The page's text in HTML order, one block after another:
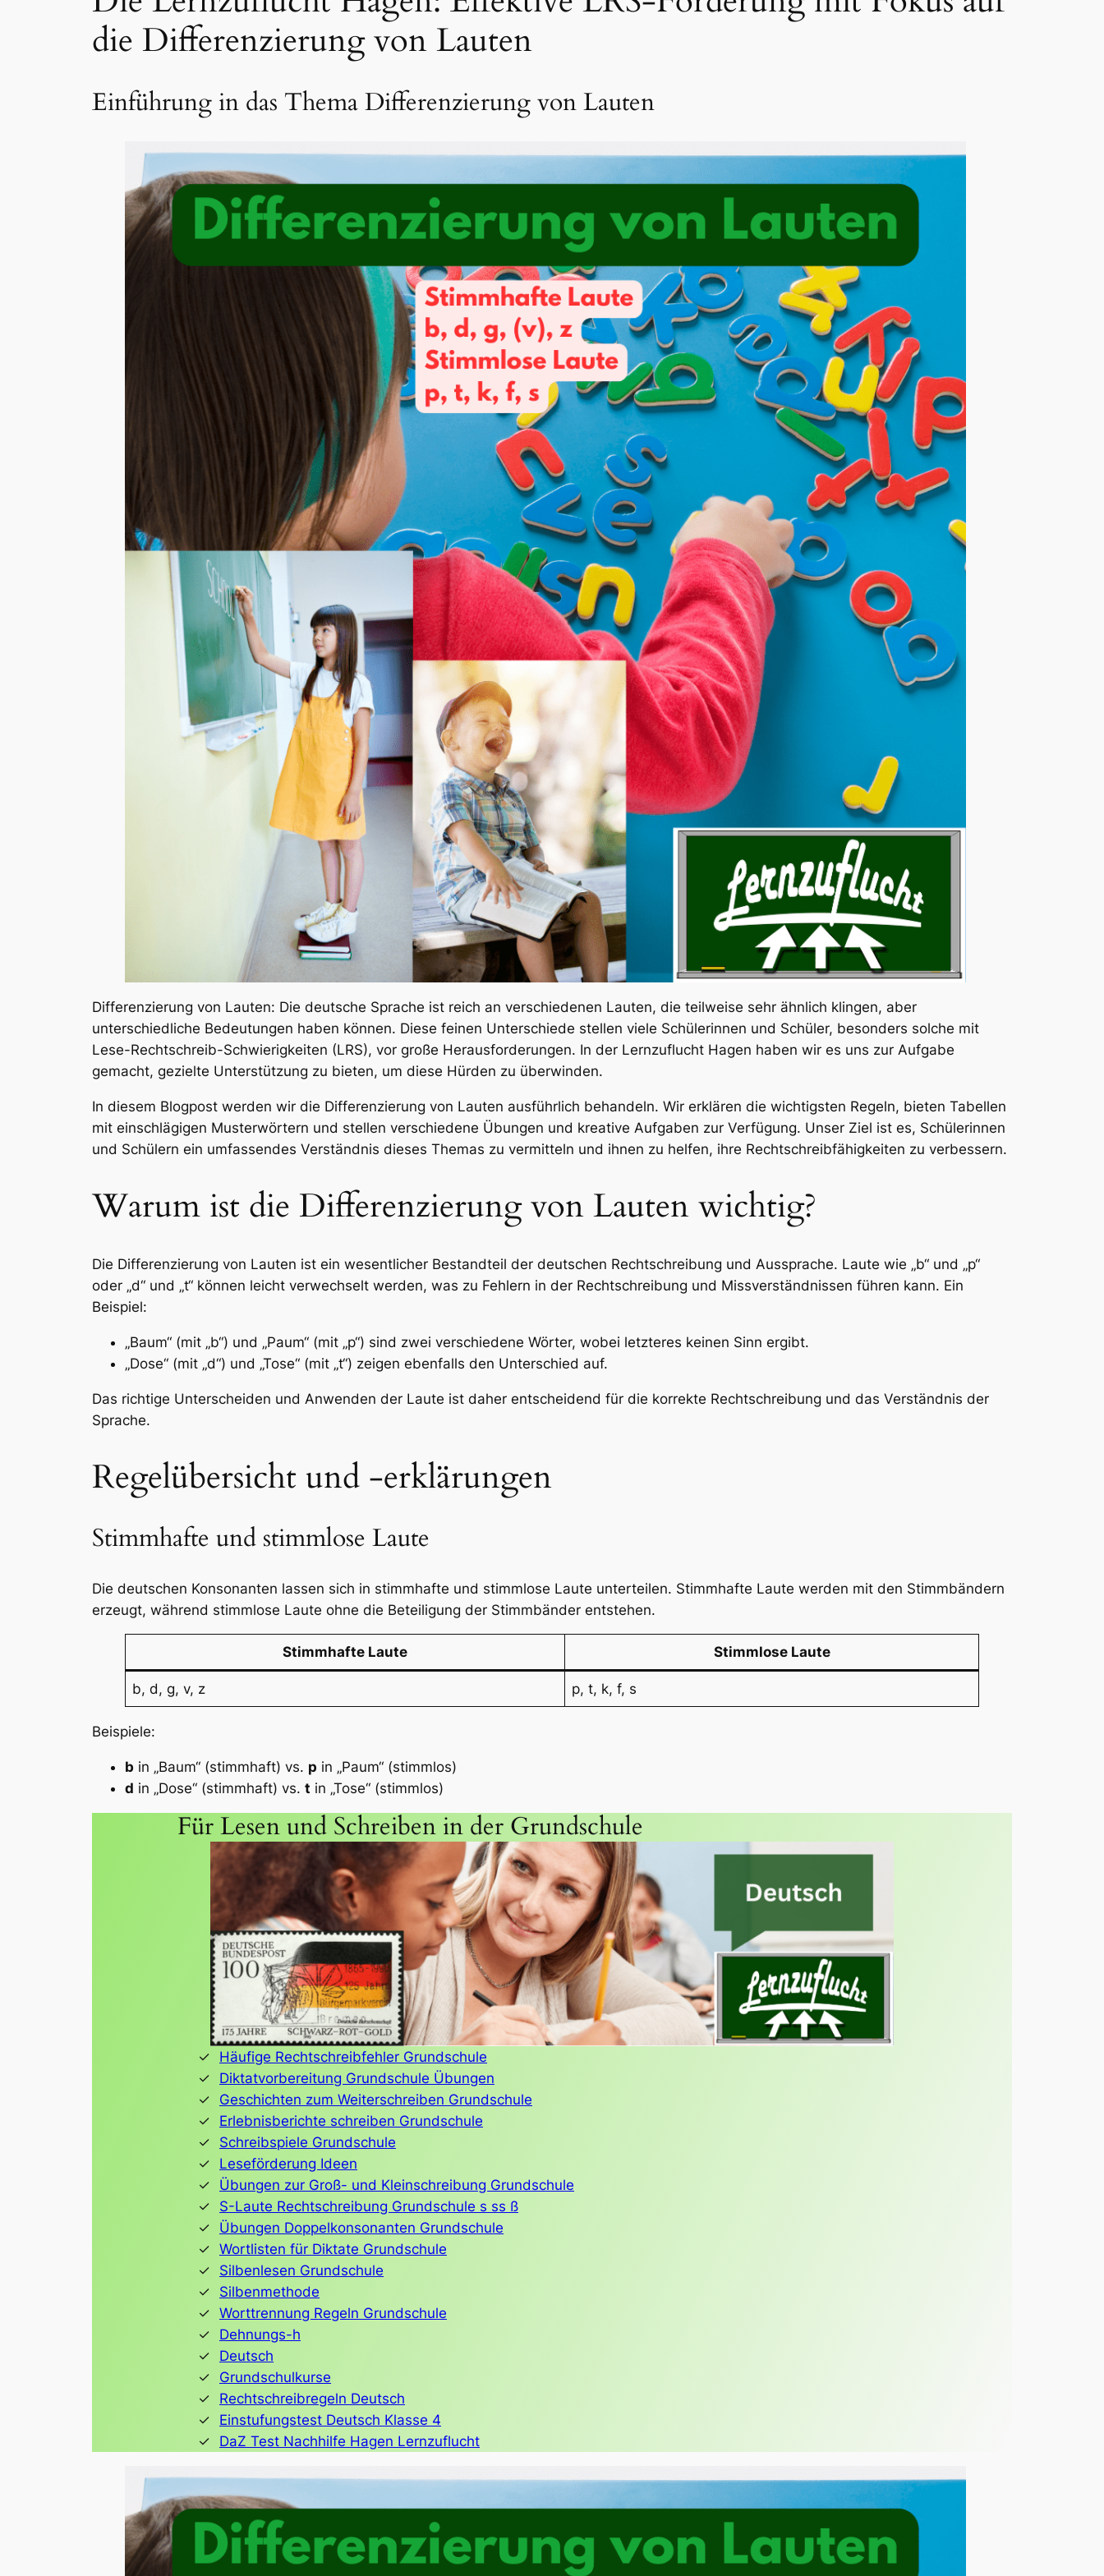
die Differenzierung von Lauten
Einführung in das Thema Differenzierung von Lauten
Differenzierung von Lauten: Die deutsche Sprache ist reich an verschiedenen Lauten, die teilweise sehr ähnlich klingen, aber
unterschiedliche Bedeutungen haben können. Diese feinen Unterschiede stellen viele Schülerinnen und Schüler, besonders solche mit
Lese-Rechtschreib-Schwierigkeiten (LRS), vor große Herausforderungen. In der Lernzuflucht Hagen haben wir es uns zur Aufgabe
gemacht, gezielte Unterstützung zu bieten, um diese Hürden zu überwinden.
In diesem Blogpost werden wir die Differenzierung von Lauten ausführlich behandeln. Wir erklären die wichtigsten Regeln, bieten Tabellen
mit einschlägigen Musterwörtern und stellen verschiedene Übungen und kreative Aufgaben zur Verfügung. Unser Ziel ist es, Schülerinnen
und Schülern ein umfassendes Verständnis dieses Themas zu vermitteln und ihnen zu helfen, ihre Rechtschreibfähigkeiten zu verbessern.
Warum ist die Differenzierung von Lauten wichtig?
Die Differenzierung von Lauten ist ein wesentlicher Bestandteil der deutschen Rechtschreibung und Aussprache. Laute wie „b“ und „p“
oder „d“ und „t“ können leicht verwechselt werden, was zu Fehlern in der Rechtschreibung und Missverständnissen führen kann. Ein
Beispiel:
„Baum“ (mit „b“) und „Paum“ (mit „p“) sind zwei verschiedene Wörter, wobei letzteres keinen Sinn ergibt.
„Dose“ (mit „d“) und „Tose“ (mit „t“) zeigen ebenfalls den Unterschied auf.
Das richtige Unterscheiden und Anwenden der Laute ist daher entscheidend für die korrekte Rechtschreibung und das Verständnis der
Sprache.
Regelübersicht und -erklärungen
Stimmhafte und stimmlose Laute
Die deutschen Konsonanten lassen sich in stimmhafte und stimmlose Laute unterteilen. Stimmhafte Laute werden mit den Stimmbändern
erzeugt, während stimmlose Laute ohne die Beteiligung der Stimmbänder entstehen.
Stimmhafte Laute Stimmlose Laute
b, d, g, v, z p, t, k, f, s
Beispiele:
b in „Baum“ (stimmhaft) vs. p in „Paum“ (stimmlos)
d in „Dose“ (stimmhaft) vs. t in „Tose“ (stimmlos)
Für Lesen und Schreiben in der Grundschule
Häufige Rechtschreibfehler Grundschule
Diktatvorbereitung Grundschule Übungen
Geschichten zum Weiterschreiben Grundschule
Erlebnisberichte schreiben Grundschule
Schreibspiele Grundschule
Leseförderung Ideen
Übungen zur Groß- und Kleinschreibung Grundschule
S-Laute Rechtschreibung Grundschule s ss ß
Übungen Doppelkonsonanten Grundschule
Wortlisten für Diktate Grundschule
Silbenlesen Grundschule
Silbenmethode
Worttrennung Regeln Grundschule
Dehnungs-h
Deutsch
Grundschulkurse
Rechtschreibregeln Deutsch
Einstufungstest Deutsch Klasse 4
DaZ Test Nachhilfe Hagen Lernzuflucht